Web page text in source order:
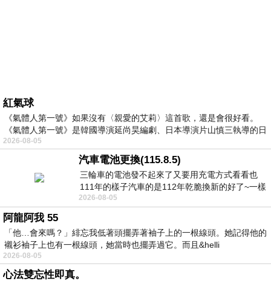
紅氣球
《氣體人第一號》如果沒有〈親愛的艾莉〉這首歌，還是會很好看。
《氣體人第一號》是韓國導演延尚昊編劇、日本導演片山慎三執導的日
2026-08-05
汽車電池更換(115.8.5)
三輪車的電池發不起來了又要用充電方式看看也
111年的樣子汽車的是112年乾脆換新的好了~一樣
在阿炮電池買的漲了一百多塊吧
2026-08-05
阿龍阿我 55
「他…會來嗎？」緋忘我低著頭擺弄著袖子上的一根線頭。她記得他的
襯衫袖子上也有一根線頭，她當時也擺弄過它。而且&helli
2026-08-05
心法雙忘性即真。